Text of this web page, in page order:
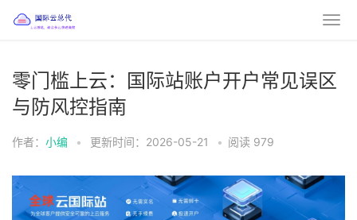
零门槛上云：国际站账户开户常见误区
与防风控指南
作者： 小编 • 更新时间：2026-05-21 • 阅读 979